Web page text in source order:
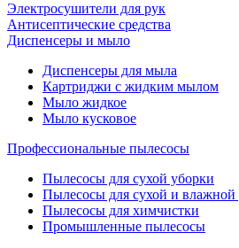
Электросушители для рук
Антисептические средства
Диспенсеры и мыло
Диспенсеры для мыла
Картриджи с жидким мылом
Мыло жидкое
Мыло кусковое
Профессиональные пылесосы
Пылесосы для сухой уборки
Пылесосы для сухой и влажной
Пылесосы для химчистки
Промышленные пылесосы